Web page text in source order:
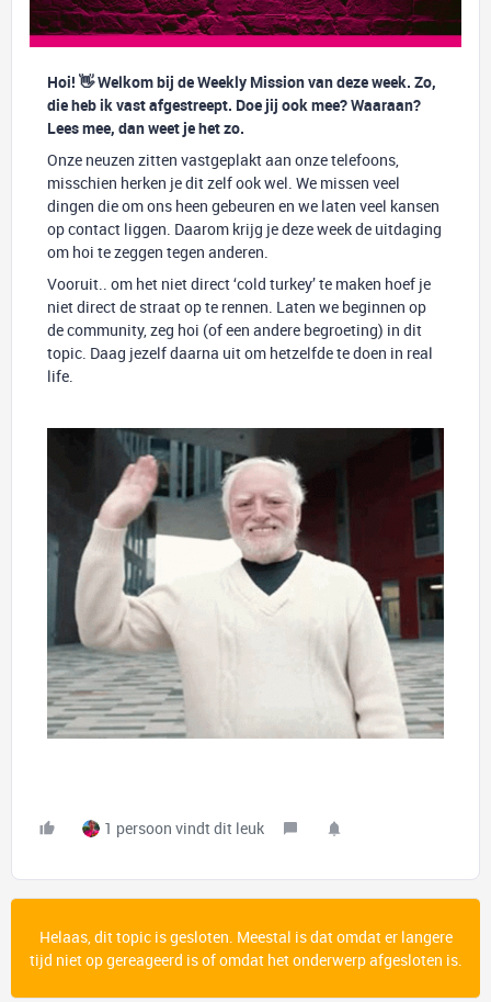
Hoi! 👋 Welkom bij de Weekly Mission van deze week. Zo,
die heb ik vast afgestreept. Doe jij ook mee? Waaraan?
Lees mee, dan weet je het zo.
Onze neuzen zitten vastgeplakt aan onze telefoons,
misschien herken je dit zelf ook wel. We missen veel
dingen die om ons heen gebeuren en we laten veel kansen
op contact liggen. Daarom krijg je deze week de uitdaging
om hoi te zeggen tegen anderen.
Vooruit.. om het niet direct ‘cold turkey’ te maken hoef je
niet direct de straat op te rennen. Laten we beginnen op
de community, zeg hoi (of een andere begroeting) in dit
topic. Daag jezelf daarna uit om hetzelfde te doen in real
life.
1 persoon vindt dit leuk
Helaas, dit topic is gesloten. Meestal is dat omdat er langere
tijd niet op gereageerd is of omdat het onderwerp afgesloten is.